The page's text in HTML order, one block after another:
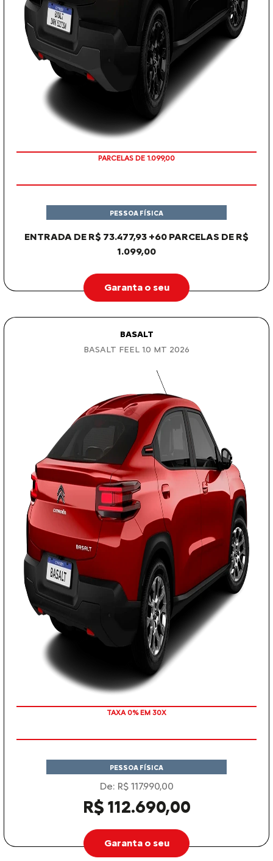
PARCELAS DE 1.099,00
ENTRADA DE R$ 73.477,93 +60 PARCELAS DE R$
1.099,00
PESSOA FÍSICA
Garanta o seu
BASALT
BASALT FEEL 1.0 MT 2026
TAXA 0% EM 30X
PESSOA FÍSICA
De: R$ 117.990,00
R$ 112.690,00
Garanta o seu